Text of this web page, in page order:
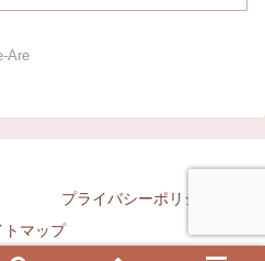
Are
プライバシーポリシー
トマップ